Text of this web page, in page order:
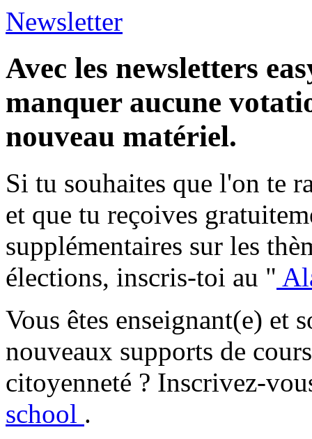
Newsletter
Avec les newsletters
manquer aucune
nouveau matériel.
Si tu souhaites que l'on te
et que tu reçoives
supplémentaires sur les
élections, inscris-toi au "
Vous êtes enseignant(e) et
nouveaux supports de
citoyenneté ? Inscrivez-
school .